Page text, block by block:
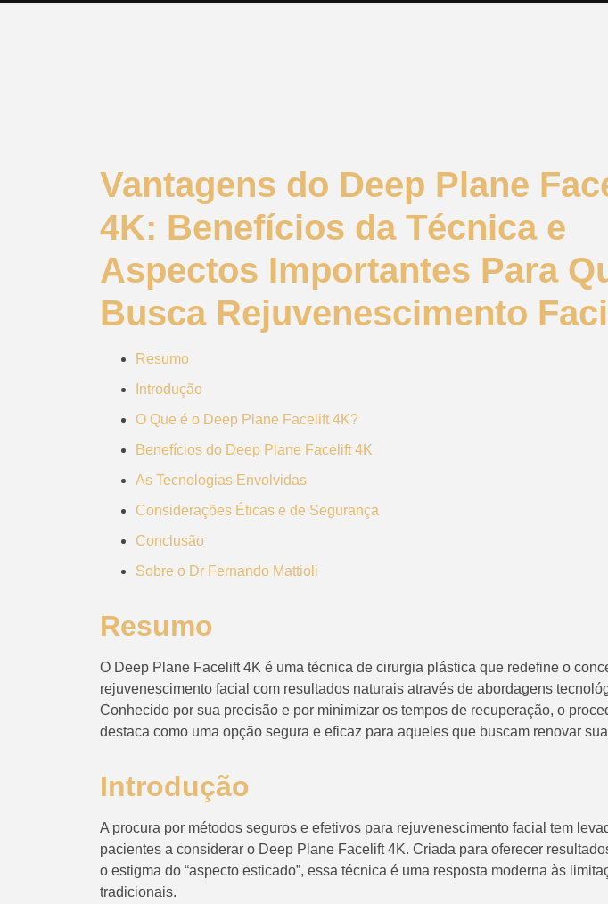
Vantagens do Deep Plane
4K: Benefícios da Técnica e
Aspectos Importantes Para
Busca Rejuvenescimento
Resumo
Introdução
O Que é o Deep Plane Facelift 4K?
Benefícios do Deep Plane Facelift 4K
As Tecnologias Envolvidas
Considerações Éticas e de Segurança
Conclusão
Sobre o Dr Fernando Mattioli
Resumo
O Deep Plane Facelift 4K é uma técnica de cirurgia plástica que redefine o
rejuvenescimento facial com resultados naturais através de abordagens
Conhecido por sua precisão e por minimizar os tempos de recuperação, o
destaca como uma opção segura e eficaz para aqueles que buscam renovar
Introdução
A procura por métodos seguros e efetivos para rejuvenescimento facial tem
pacientes a considerar o Deep Plane Facelift 4K. Criada para oferecer
o estigma do “aspecto esticado”, essa técnica é uma resposta moderna às
tradicionais.